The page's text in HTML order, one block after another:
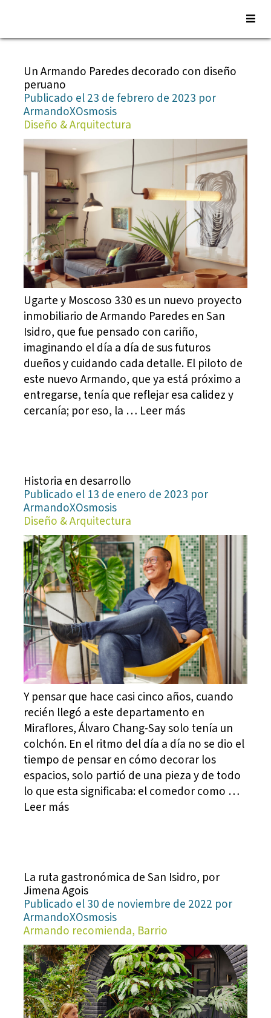
Saltar
contenidoUn Armando Paredes decorado con diseño
peruano
Publicado el 23 de febrero de 2023 por
ArmandoXOsmosis
Diseño & Arquitectura
Ugarte y Moscoso 330 es un nuevo proyecto
inmobiliario de Armando Paredes en San
Isidro, que fue pensado con cariño,
imaginando el día a día de sus futuros
dueños y cuidando cada detalle. El piloto de
este nuevo Armando, que ya está próximo a
entregarse, tenía que reflejar esa calidez y
cercanía; por eso, la … Leer más
Historia en desarrollo
Publicado el 13 de enero de 2023 por
ArmandoXOsmosis
Diseño & Arquitectura
Y pensar que hace casi cinco años, cuando
recién llegó a este departamento en
Miraflores, Álvaro Chang-Say solo tenía un
colchón. En el ritmo del día a día no se dio el
tiempo de pensar en cómo decorar los
espacios, solo partió de una pieza y de todo
lo que esta significaba: el comedor como …
Leer más
La ruta gastronómica de San Isidro, por
Jimena Agois
Publicado el 30 de noviembre de 2022 por
ArmandoXOsmosis
Armando recomienda, Barrio